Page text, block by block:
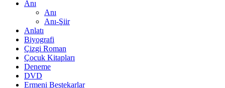
Anı
Anı
Anı-Şiir
Anlatı
Biyografi
Çizgi Roman
Çocuk Kitapları
Deneme
DVD
Ermeni Bestekarlar